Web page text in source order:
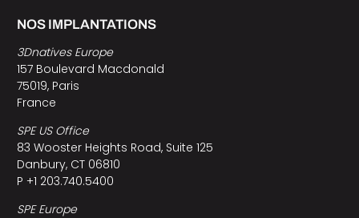
NOS IMPLANTATIONS
3Dnatives Europe
157 Boulevard Macdonald
75019, Paris
France
SPE US Office
83 Wooster Heights Road, Suite 125
Danbury, CT 06810
P +1 203.740.5400
SPE Europe